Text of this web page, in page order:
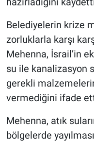
Belediyelerin krize
zorluklarla karşı
Mehenna, İsrail’in
su ile kanalizasyon
gerekli
vermediğini ifade
Mehenna, atık
bölgelerde